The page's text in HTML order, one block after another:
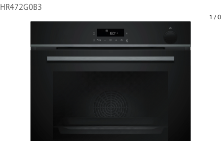
HR472G0B3
1 / 0